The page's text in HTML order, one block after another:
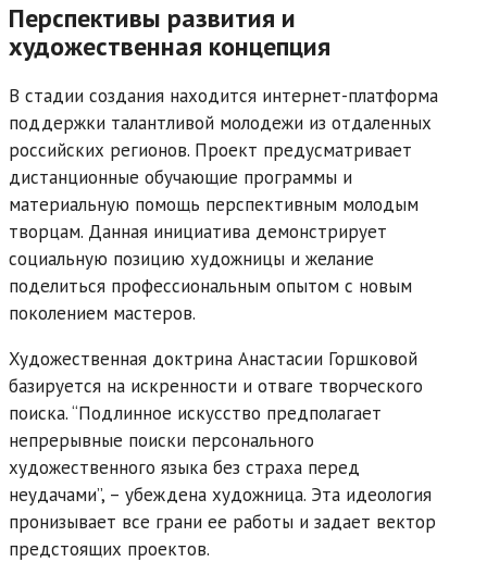
Перспективы развития и
художественная концепция
В стадии создания находится интернет-платформа
поддержки талантливой молодежи из отдаленных
российских регионов. Проект предусматривает
дистанционные обучающие программы и
материальную помощь перспективным молодым
творцам. Данная инициатива демонстрирует
социальную позицию художницы и желание
поделиться профессиональным опытом с новым
поколением мастеров.
Художественная доктрина Анастасии Горшковой
базируется на искренности и отваге творческого
поиска. “Подлинное искусство предполагает
непрерывные поиски персонального
художественного языка без страха перед
неудачами”, – убеждена художница. Эта идеология
пронизывает все грани ее работы и задает вектор
предстоящих проектов.